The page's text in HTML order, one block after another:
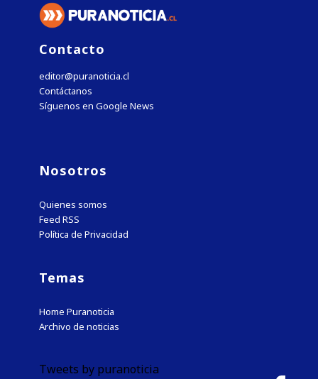
Contacto
editor@puranoticia.cl
Contáctanos
Síguenos en Google News
Nosotros
Quienes somos
Feed RSS
Política de Privacidad
Temas
Home Puranoticia
Archivo de noticias
Tweets by puranoticia